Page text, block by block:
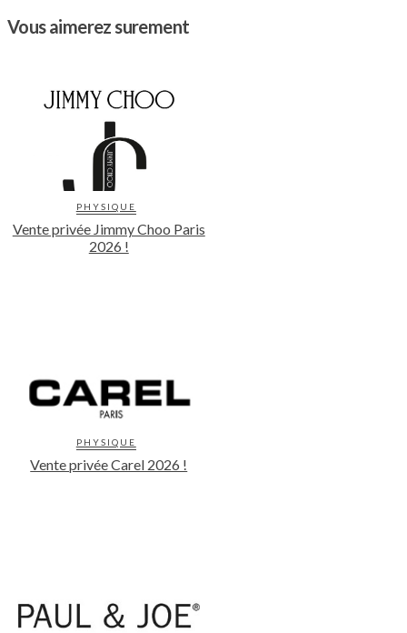
Vous aimerez surement
PHYSIQUE
Vente privée Jimmy Choo Paris
2026 !
PHYSIQUE
Vente privée Carel 2026 !